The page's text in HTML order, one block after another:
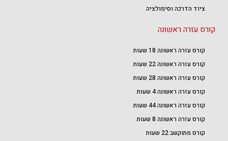
ציוד הדרכה וסימולציה
קורס עזרה ראשונה
קורס עזרה ראשונה 18 שעות
קורס עזרה ראשונה 22 שעות
קורס עזרה ראשונה 28 שעות
קורס עזרה ראשונה 4 שעות
קורס עזרה ראשונה 44 שעות
קורס עזרה ראשונה 8 שעות
קורס מתוקשב 22 שעות